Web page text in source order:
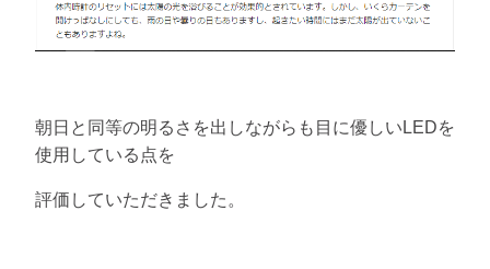
朝日と同等の明るさを出しながらも目に優しいLEDを
使用している点を
評価していただきました。